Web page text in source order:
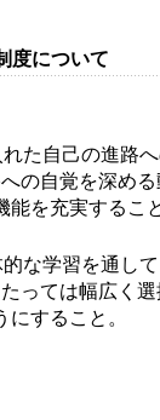
度について
た自己の進路へ
の自覚を深め
を充実すること
な学習を通し
っては幅広く
すること。